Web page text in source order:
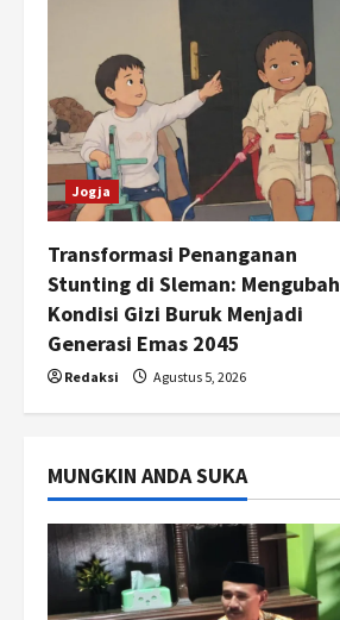
i
g
a
t
i
o
n
Jogja
Transformasi Penanganan
Stunting di Sleman: Mengubah
Kondisi Gizi Buruk Menjadi
Generasi Emas 2045
Redaksi Agustus 5, 2026
MUNGKIN ANDA SUKA